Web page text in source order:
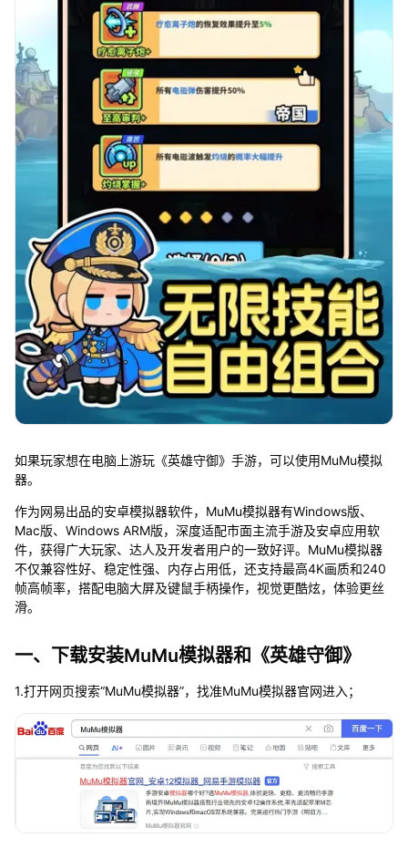
如果玩家想在电脑上游玩《英雄守御》手游，可以使用MuMu模拟
器。
作为网易出品的安卓模拟器软件，MuMu模拟器有Windows版、
Mac版、Windows ARM版，深度适配市面主流手游及安卓应用软
件，获得广大玩家、达人及开发者用户的一致好评。MuMu模拟器
不仅兼容性好、稳定性强、内存占用低，还支持最高4K画质和240
帧高帧率，搭配电脑大屏及键鼠手柄操作，视觉更酷炫，体验更丝
滑。
一、下载安装MuMu模拟器和《英雄守御》
1.打开网页搜索“MuMu模拟器”，找准MuMu模拟器官网进入；